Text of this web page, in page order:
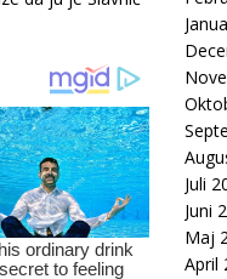
Juli
Juni
Maj
April